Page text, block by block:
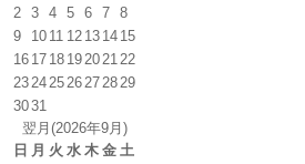
2
3 4 5 6 7
8
9
10 11 12 13 14 15
16 17 18 19202122
23242526272829
3031
翌月(2026年9月)
日 月 火 水 木 金 土